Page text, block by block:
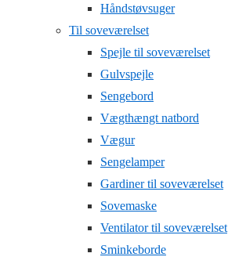
Håndstøvsuger
Til soveværelset
Spejle til soveværelset
Gulvspejle
Sengebord
Vægthængt natbord
Vægur
Sengelamper
Gardiner til soveværelset
Sovemaske
Ventilator til soveværelset
Sminkeborde